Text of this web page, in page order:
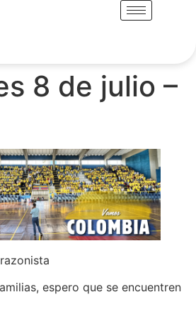
8 de julio –
espero que se encuentren